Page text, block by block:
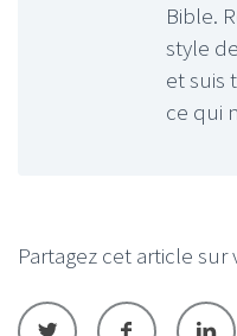
Bible.
style
et suis
ce qui
Partagez cet article sur